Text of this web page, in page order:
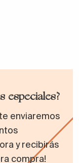
especiales?
enviaremos
y recibirás
compra!